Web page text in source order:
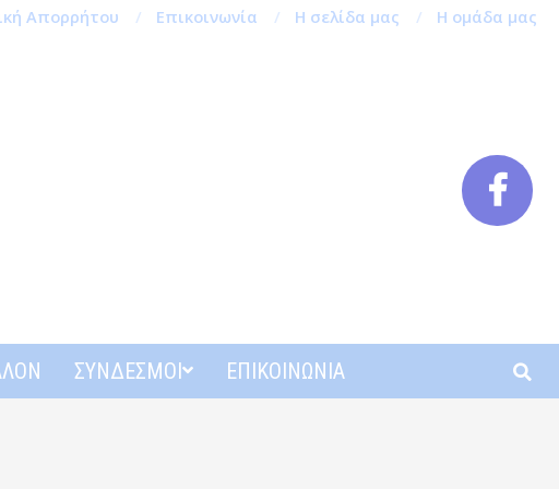
Απορρήτου Επικοινωνία Η σελίδα μας Η ομάδα μας
ΣΎΝΔΕΣΜΟΙ ΕΠΙΚΟΙΝΩΝΊΑ